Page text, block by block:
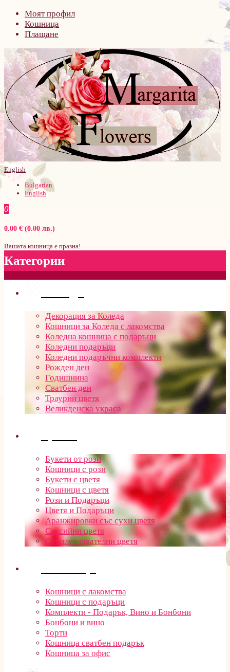
Моят профил
Кошница
Плащане
English
Bulgarian
English
0
0.00 € (0.00 лв.)
Вашата кошница е празна!
Категории
Декорация за Коледа
Кошници за Коледа с лакомства
Коледна кошница с подаръци
Коледни подаръци
Коледни подаръчни комплекти
Рожден ден
Годишнина
Сватбен ден
Траурни цветя
Великденска украса
Букети от рози
Кошници с рози
Букети с цветя
Кошници с цветя
Рози и Подаръци
Цветя и Подаръци
Аранжировки със сухи цветя
Саксийни цветя
Съболезнователни цветя
Кошници с лакомства
Кошници с подаръци
Комплекти - Подарък, Вино и Бонбони
Бонбони и вино
Торти
Кошница сватбен подарък
Кошница за офис